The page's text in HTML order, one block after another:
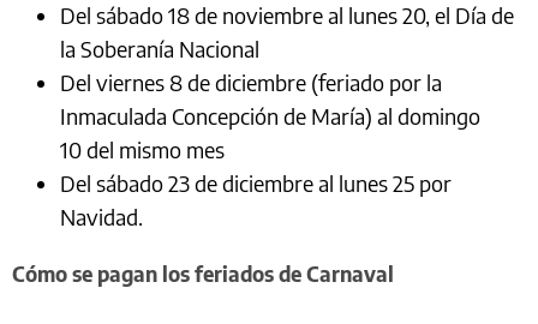
Del sábado 18 de noviembre al lunes 20, el Día de
la Soberanía Nacional
Del viernes 8 de diciembre (feriado por la
Inmaculada Concepción de María) al domingo
10 del mismo mes
Del sábado 23 de diciembre al lunes 25 por
Navidad.
Cómo se pagan los feriados de Carnaval